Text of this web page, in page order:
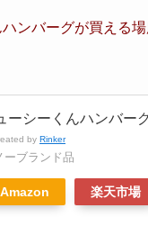
ンバーグが買える場
ーシーくんハンバー
by Rinker
ーブランド品
Amazon 楽天市場